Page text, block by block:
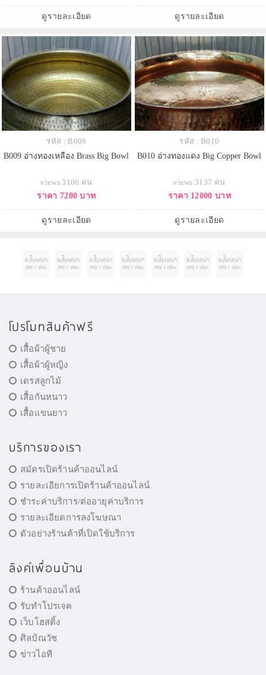
ดูรายละเอียด ดูรายละเอียด
รหัส : B009
B009 อ่างทองเหลือง Brass Big Bowl
views 3106 คน
ราคา 7200 บาท
ดูรายละเอียด
รหัส : B010
B010 อ่างทองแดง Big Copper Bowl
views 3137 คน
ราคา 12000 บาท
ดูรายละเอียด
โปรโมทสินค้าฟรี
เสื้อผ้าผู้ชาย
เสื้อผ้าผู้หญิง
เดรสลูกไม้
เสื้อกันหนาว
เสื้อแขนยาว
บริการของเรา
สมัครเปิดร้านค้าออนไลน์
รายละเอียการเปิดร้านค้าออนไลน์
ชำระค่าบริการ/ต่ออายุค่าบริการ
รายละเอียดการลงโฆษณา
ตัวอย่างร้านค้าที่เปิดใช้บริการ
ลิงค์เพื่อนบ้าน
ร้านค้าออนไลน์
รับทำโปรเจค
เว็บโฮสติ้ง
ศิลป์ณวัช
ข่าวไอที